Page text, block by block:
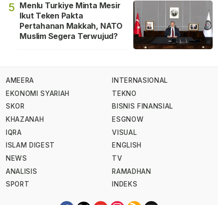
5 Menlu Turkiye Minta Mesir
Ikut Teken Pakta
Pertahanan Makkah, NATO
Muslim Segera Terwujud?
AMEERA
EKONOMI SYARIAH
SKOR
KHAZANAH
IQRA
ISLAM DIGEST
NEWS
ANALISIS
SPORT
INTERNASIONAL
TEKNO
BISNIS FINANSIAL
ESGNOW
VISUAL
ENGLISH
TV
RAMADHAN
INDEKS